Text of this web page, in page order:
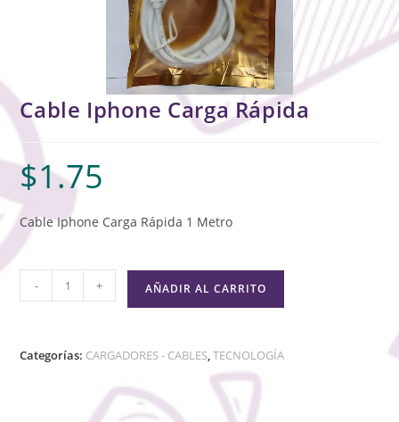
Cable Iphone Carga Rápida
$1.75
Cable Iphone Carga Rápida 1 Metro
- + AÑADIR AL CARRITO
Categorías: CARGADORES - CABLES,TECNOLOGÍA